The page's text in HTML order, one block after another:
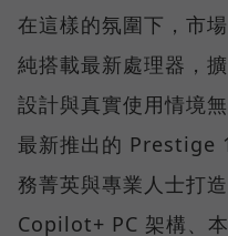
在這樣的氛圍下，市
純搭載最新處理器，
設計與真實使用情境
最新推出的 Prestige
務菁英與專業人士打
Copilot+ PC 架構、